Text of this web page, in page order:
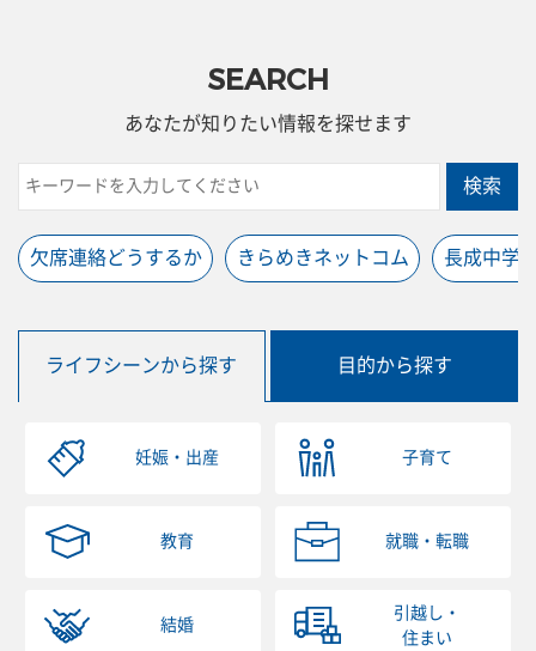
SEARCH
あなたが知りたい情報を探せます
検索
欠席連絡どうするか きらめきネットコム 長成中学
ライフシーンから探す 目的から探す
妊娠・出産 子育て
教育 就職・転職
結婚
引越し・
住まい